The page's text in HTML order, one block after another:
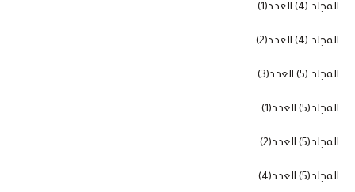
المجلد (4) العدد(1)
المجلد (4) العدد(2)
المجلد (5) العدد(3)
المجلد(5) العدد(1)
المجلد(5) العدد(2)
المجلد(5) العدد(4)